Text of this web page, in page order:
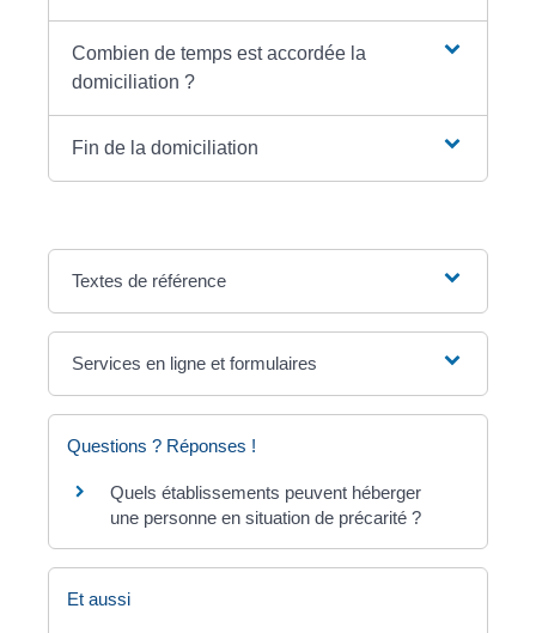
Combien de temps est accordée la
domiciliation ?
Fin de la domiciliation
Textes de référence
Services en ligne et formulaires
Questions ? Réponses !
Quels établissements peuvent héberger
une personne en situation de précarité ?
Et aussi